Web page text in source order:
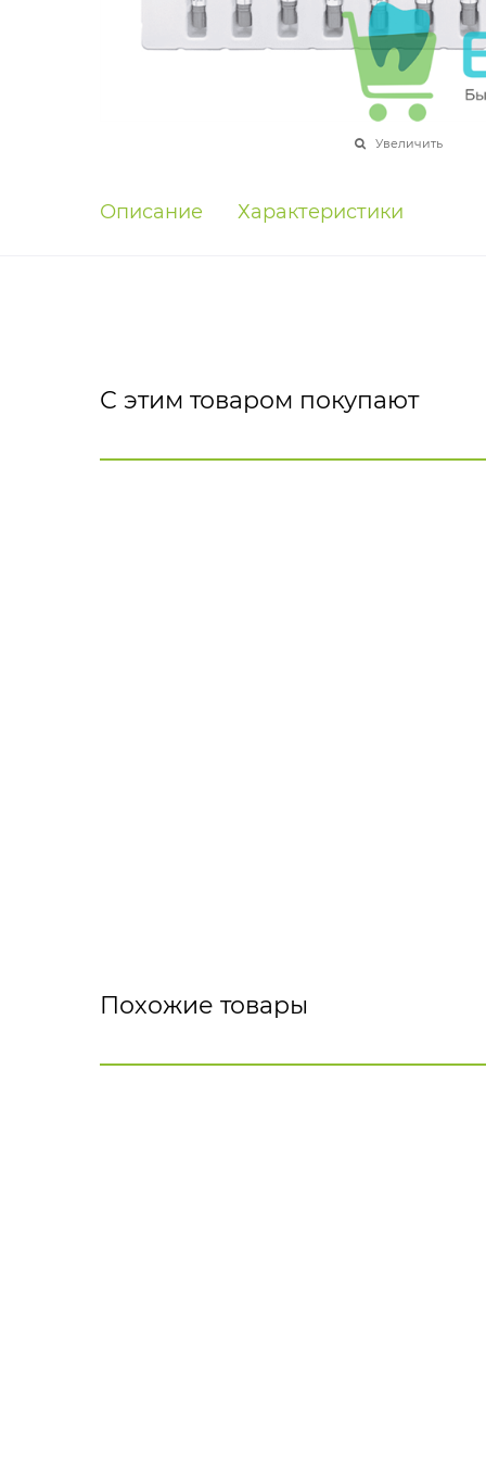
Увеличить
Описание Характеристики
С этим товаром покупают
Похожие товары